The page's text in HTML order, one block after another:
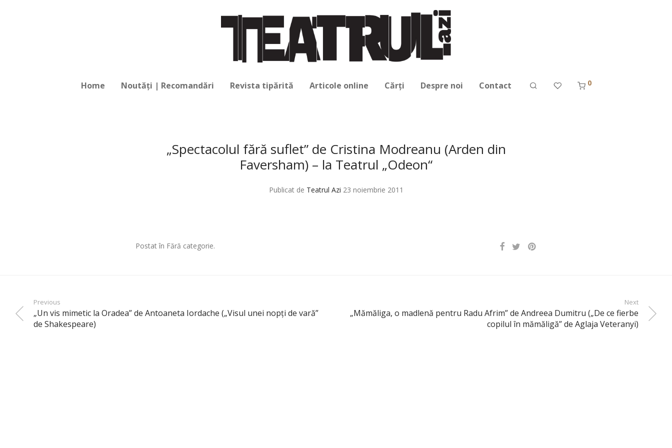
Home Noutăți | Recomandări Revista tipărită Articole online Cărți Despre noi Contact 0
„Spectacolul fără suflet” de Cristina Modreanu (Arden din
Faversham) – la Teatrul „Odeon“
Publicat de Teatrul Azi 23 noiembrie 2011
Postat în Fără categorie.
Previous
„Un vis mimetic la Oradea” de Antoaneta Iordache („Visul unei nopţi de vară”
de Shakespeare)
Next
„Mămăliga, o madlenă pentru Radu Afrim” de Andreea Dumitru („De ce fierbe
copilul în mămăligă” de Aglaja Veteranyi)